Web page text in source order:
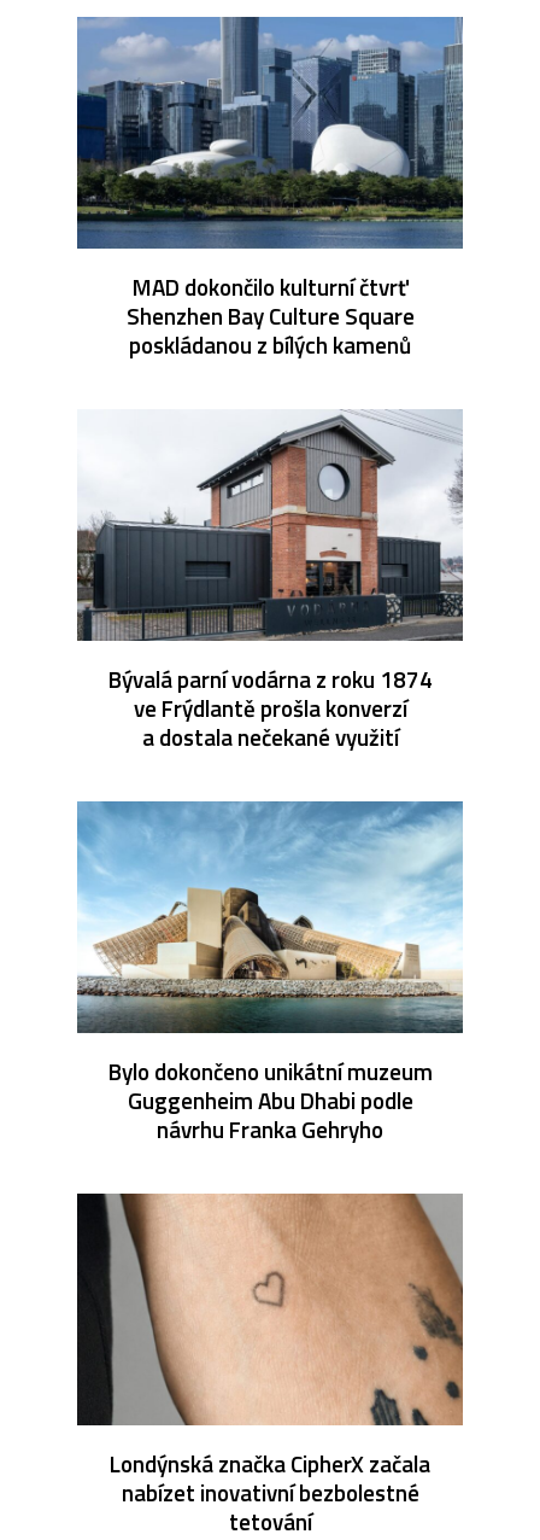
MAD dokončilo kulturní čtvrť
Shenzhen Bay Culture Square
poskládanou z bílých kamenů
Bývalá parní vodárna z roku 1874
ve Frýdlantě prošla konverzí
a dostala nečekané využití
Bylo dokončeno unikátní muzeum
Guggenheim Abu Dhabi podle
návrhu Franka Gehryho
Londýnská značka CipherX začala
nabízet inovativní bezbolestné
tetování